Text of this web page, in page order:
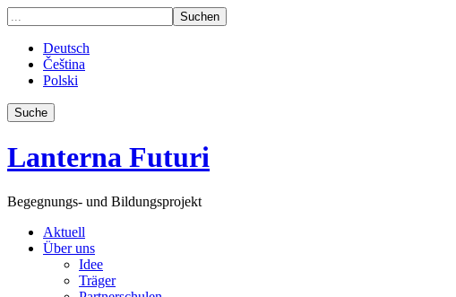
Deutsch
Čeština
Polski
Suche
Lanterna Futuri
Begegnungs- und Bildungsprojekt
Aktuell
Über uns
Idee
Träger